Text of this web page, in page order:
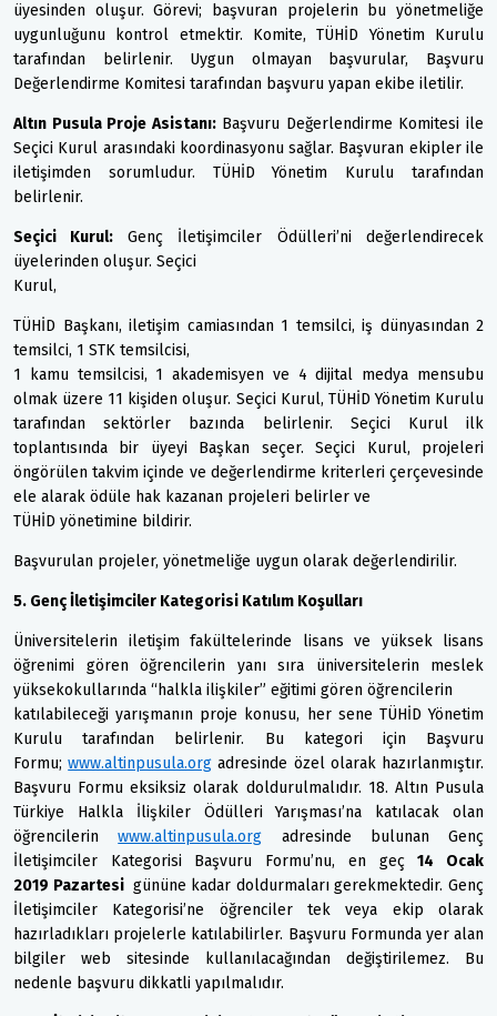
üyesinden oluşur. Görevi; başvuran projelerin bu yönetmeliğe
uygunluğunu kontrol etmektir. Komite, TÜHİD Yönetim Kurulu
tarafından belirlenir. Uygun olmayan başvurular, Başvuru
Değerlendirme Komitesi tarafından başvuru yapan ekibe iletilir.
Altın Pusula Proje Asistanı:Başvuru Değerlendirme Komitesi ile
Seçici Kurul arasındaki koordinasyonu sağlar. Başvuran ekipler ile
iletişimden sorumludur. TÜHİD Yönetim Kurulu tarafından
belirlenir.
Seçici Kurul: Genç İletişimciler Ödülleri’ni değerlendirecek
üyelerinden oluşur. Seçici
Kurul,
TÜHİD Başkanı, iletişim camiasından 1 temsilci, iş dünyasından 2
temsilci, 1 STK temsilcisi,
1 kamu temsilcisi, 1 akademisyen ve 4 dijital medya mensubu
olmak üzere 11 kişiden oluşur. Seçici Kurul, TÜHİD Yönetim Kurulu
tarafından sektörler bazında belirlenir. Seçici Kurul ilk
toplantısında bir üyeyi Başkan seçer. Seçici Kurul, projeleri
öngörülen takvim içinde ve değerlendirme kriterleri çerçevesinde
ele alarak ödüle hak kazanan projeleri belirler ve
TÜHİD yönetimine bildirir.
Başvurulan projeler, yönetmeliğe uygun olarak değerlendirilir.
5. Genç İletişimciler Kategorisi Katılım Koşulları
Üniversitelerin iletişim fakültelerinde lisans ve yüksek lisans
öğrenimi gören öğrencilerin yanı sıra üniversitelerin meslek
yüksekokullarında “halkla ilişkiler” eğitimi gören öğrencilerin
katılabileceği yarışmanın proje konusu, her sene TÜHİD Yönetim
Kurulu tarafından belirlenir. Bu kategori için Başvuru
Formu;www.altinpusula.org adresinde özel olarak hazırlanmıştır.
Başvuru Formu eksiksiz olarak doldurulmalıdır. 18. Altın Pusula
Türkiye Halkla İlişkiler Ödülleri Yarışması’na katılacak olan
öğrencilerinwww.altinpusula.org adresinde bulunan Genç
İletişimciler Kategorisi Başvuru Formu’nu, en geç14 Ocak
2019 Pazartesi gününe kadar doldurmaları gerekmektedir. Genç
İletişimciler Kategorisi’ne öğrenciler tek veya ekip olarak
hazırladıkları projelerle katılabilirler. Başvuru Formunda yer alan
bilgiler web sitesinde kullanılacağından değiştirilemez. Bu
nedenle başvuru dikkatli yapılmalıdır.